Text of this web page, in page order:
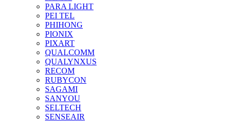
PARA LIGHT
PEI TEL
PHIHONG
PIONIX
PIXART
QUALCOMM
QUALYNXUS
RECOM
RUBYCON
SAGAMI
SANYOU
SELTECH
SENSEAIR